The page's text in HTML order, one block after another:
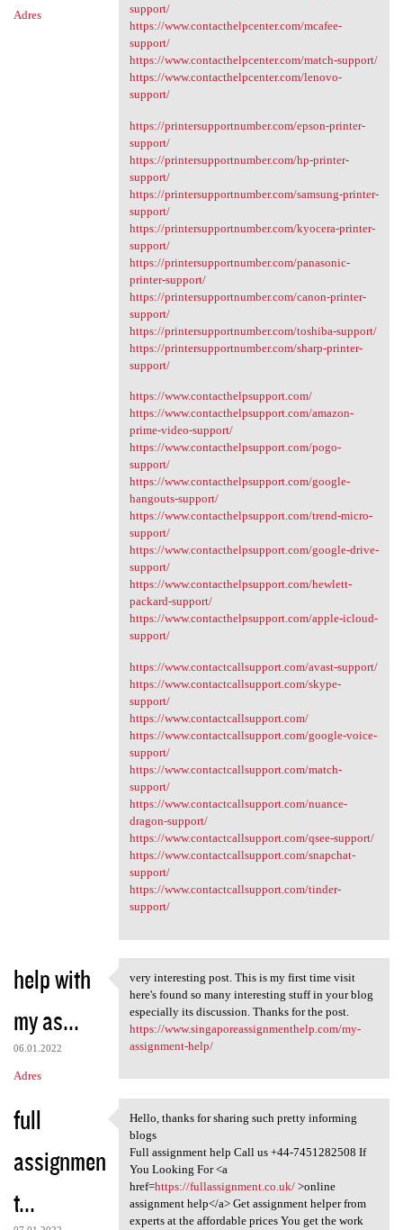
Adres
support/
https://www.contacthelpcenter.com/mcafee-
support/
https://www.contacthelpcenter.com/match-support/
https://www.contacthelpcenter.com/lenovo-
support/
https://printersupportnumber.com/epson-printer-
support/
https://printersupportnumber.com/hp-printer-
support/
https://printersupportnumber.com/samsung-printer-
support/
https://printersupportnumber.com/kyocera-printer-
support/
https://printersupportnumber.com/panasonic-
printer-support/
https://printersupportnumber.com/canon-printer-
support/
https://printersupportnumber.com/toshiba-support/
https://printersupportnumber.com/sharp-printer-
support/
https://www.contacthelpsupport.com/
https://www.contacthelpsupport.com/amazon-
prime-video-support/
https://www.contacthelpsupport.com/pogo-
support/
https://www.contacthelpsupport.com/google-
hangouts-support/
https://www.contacthelpsupport.com/trend-micro-
support/
https://www.contacthelpsupport.com/google-drive-
support/
https://www.contacthelpsupport.com/hewlett-
packard-support/
https://www.contacthelpsupport.com/apple-icloud-
support/
https://www.contactcallsupport.com/avast-support/
https://www.contactcallsupport.com/skype-
support/
https://www.contactcallsupport.com/
https://www.contactcallsupport.com/google-voice-
support/
https://www.contactcallsupport.com/match-
support/
https://www.contactcallsupport.com/nuance-
dragon-support/
https://www.contactcallsupport.com/qsee-support/
https://www.contactcallsupport.com/snapchat-
support/
https://www.contactcallsupport.com/tinder-
support/
help with
my as...
06.01.2022
Adres
​very interesting post. This
​very interesting post. This is my first time visit
here's found so many interesting stuff in your blog
especially its discussion. Thanks for the post.
https://www.singaporeassignmenthelp.com/my-
assignment-help/
full
assignmen
t...
Hello, thanks for sharing
Hello, thanks for sharing such pretty informing
blogs
Full assignment help Call us +44-7451282508 If
You Looking For <a
href=https://fullassignment.co.uk/>online
assignment help</a> Get assignment helper from
experts at the affordable prices You get the work